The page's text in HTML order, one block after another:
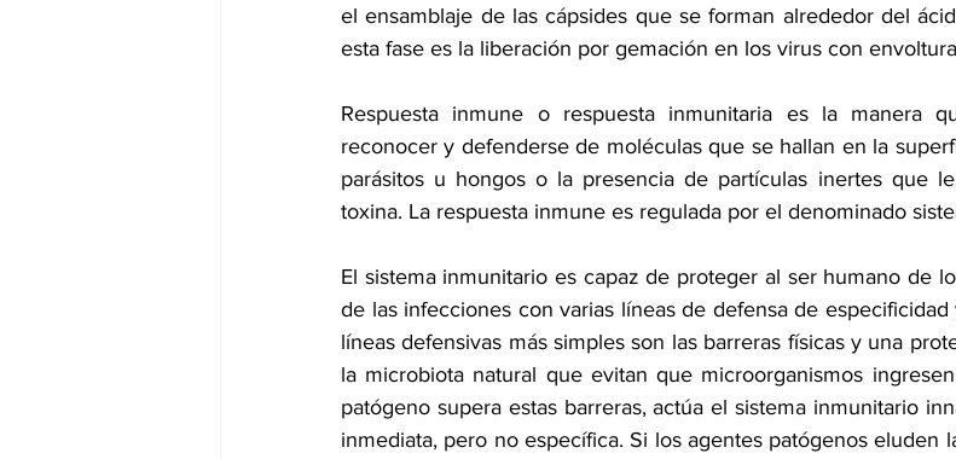
el ensamblaje de las cápsides que se forman alrededor del
esta fase es la liberación por gemación en los virus con
Respuesta inmune o respuesta inmunitaria es la manera
reconocer y defenderse de moléculas que se hallan en la
parásitos u hongos o la presencia de partículas inertes que
toxina. La respuesta inmune es regulada por el denominado
El sistema inmunitario es capaz de proteger al ser humano de
de las infecciones con varias líneas de defensa de
líneas defensivas más simples son las barreras físicas y una
la microbiota natural que evitan que microorganismos
patógeno supera estas barreras, actúa el sistema inmunitario
inmediata, pero no específica. Si los agentes patógenos eluden